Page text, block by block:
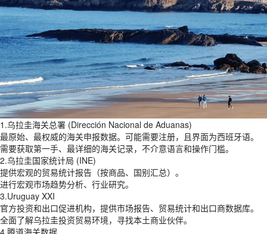
1.乌拉圭海关总署 (Dirección Nacional de Aduanas)
最原始、最权威的海关申报数据。可能需要注册，且界面为西班牙语。
需要获取第一手、最详细的海关记录，不介意语言和操作门槛。
2.乌拉圭国家统计局 (INE)
提供宏观的贸易统计报告（按商品、国别汇总）。
进行宏观市场趋势分析、行业研究。
3.Uruguay XXI
官方投资和出口促进机构，提供市场报告、贸易统计和出口商数据库。
全面了解乌拉圭投资贸易环境，寻找本土商业伙伴。